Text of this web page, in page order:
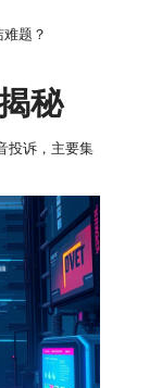
秘
投诉，主要集